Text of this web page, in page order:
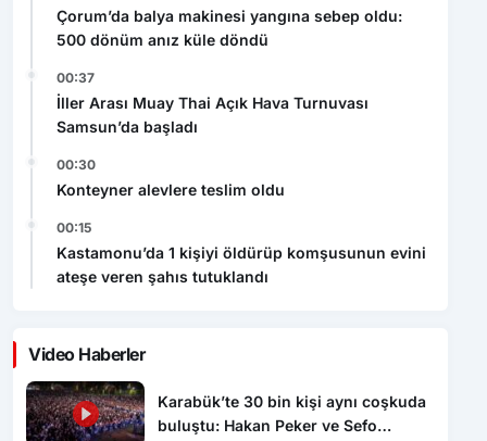
Çorum’da balya makinesi yangına sebep oldu:
500 dönüm anız küle döndü
00:37
İller Arası Muay Thai Açık Hava Turnuvası
Samsun’da başladı
00:30
Konteyner alevlere teslim oldu
00:15
Kastamonu’da 1 kişiyi öldürüp komşusunun evini
ateşe veren şahıs tutuklandı
Video Haberler
Karabük’te 30 bin kişi aynı coşkuda
buluştu: Hakan Peker ve Sefo